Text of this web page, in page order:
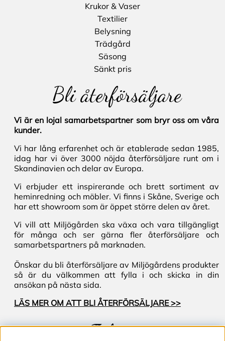
Krukor & Vaser
Textilier
Belysning
Trädgård
Säsong
Sänkt pris
Bli återförsäljare
Vi är en lojal samarbetspartner som bryr oss om våra
kunder.
Vi har lång erfarenhet och är etablerade sedan 1985,
idag har vi över 3000 nöjda återförsäljare runt om i
Skandinavien och delar av Europa.
Vi erbjuder ett inspirerande och brett sortiment av
heminredning och möbler. Vi finns i Skåne, Sverige och
har ett showroom som är öppet större delen av året.
Vi vill att Miljögården ska växa och vara tillgängligt
för många och ser gärna fler återförsäljare och
samarbetspartners på marknaden.
Önskar du bli återförsäljare av Miljögårdens produkter
så är du välkommen att fylla i och skicka in din
ansökan på nästa sida.
LÄS MER OM ATT BLI ÅTERFÖRSÄLJARE >>
Följ oss